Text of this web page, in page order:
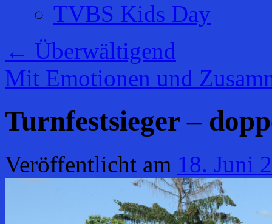
TVBS Kids Day
← Überwältigend
Mit Emotionen und
Turnfestsieger –
Veröffentlicht am 18. Juni